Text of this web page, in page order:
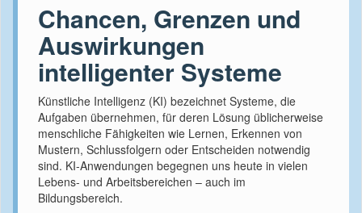
Chancen, Grenzen und
Auswirkungen
intelligenter Systeme
Künstliche Intelligenz (KI) bezeichnet Systeme, die
Aufgaben übernehmen, für deren Lösung üblicherweise
menschliche Fähigkeiten wie Lernen, Erkennen von
Mustern, Schlussfolgern oder Entscheiden notwendig
sind. KI-Anwendungen begegnen uns heute in vielen
Lebens- und Arbeitsbereichen – auch im
Bildungsbereich.